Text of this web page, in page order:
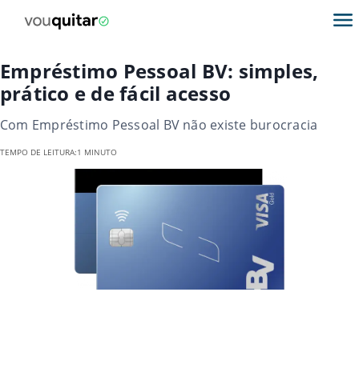
Empréstimo Pessoal BV: simples,
prático e de fácil acesso
Com Empréstimo Pessoal BV não existe burocracia
TEMPO DE LEITURA:1 MINUTO